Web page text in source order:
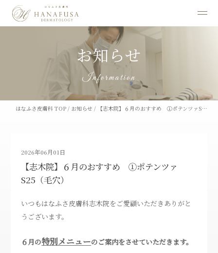
お知らせ
Information
はなふさ皮膚科 TOP / お知らせ / 【志木院】６月のおすすめ ①ポテンツァS…
2026年06月01日
【志木院】６月のおすすめ ①ポテンツァ
S25（毛穴）
いつもはなふさ皮膚科志木院をご愛顧いただきありがと
うございます。
６月の特別メニューのご案内をさせていただきます。